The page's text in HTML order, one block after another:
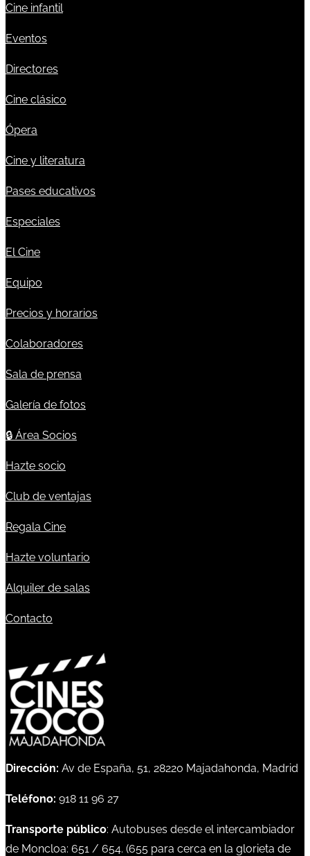
Cine infantil
Eventos
Directores
Cine clásico
Ópera
Cine y literatura
Pases educativos
Especiales
El Cine
Equipo
Precios y horarios
Colaboradores
Sala de prensa
Galería de fotos
🔒 Área Socios
Hazte socio
Club de ventajas
Regala Cine
Hazte voluntario
Alquiler de salas
Contacto
Dirección: Av de España, 51, 28220 Majadahonda, Madrid
Teléfono: 918 11 96 27
Transporte público: Autobuses desde el intercambiador
de Moncloa: 651 / 654. (655 para cerca en la glorieta de